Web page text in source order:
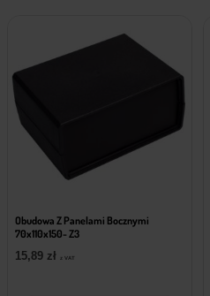
Obudowa Z Panelami Bocznymi
70x110x150- Z3
15,89 zł z VAT